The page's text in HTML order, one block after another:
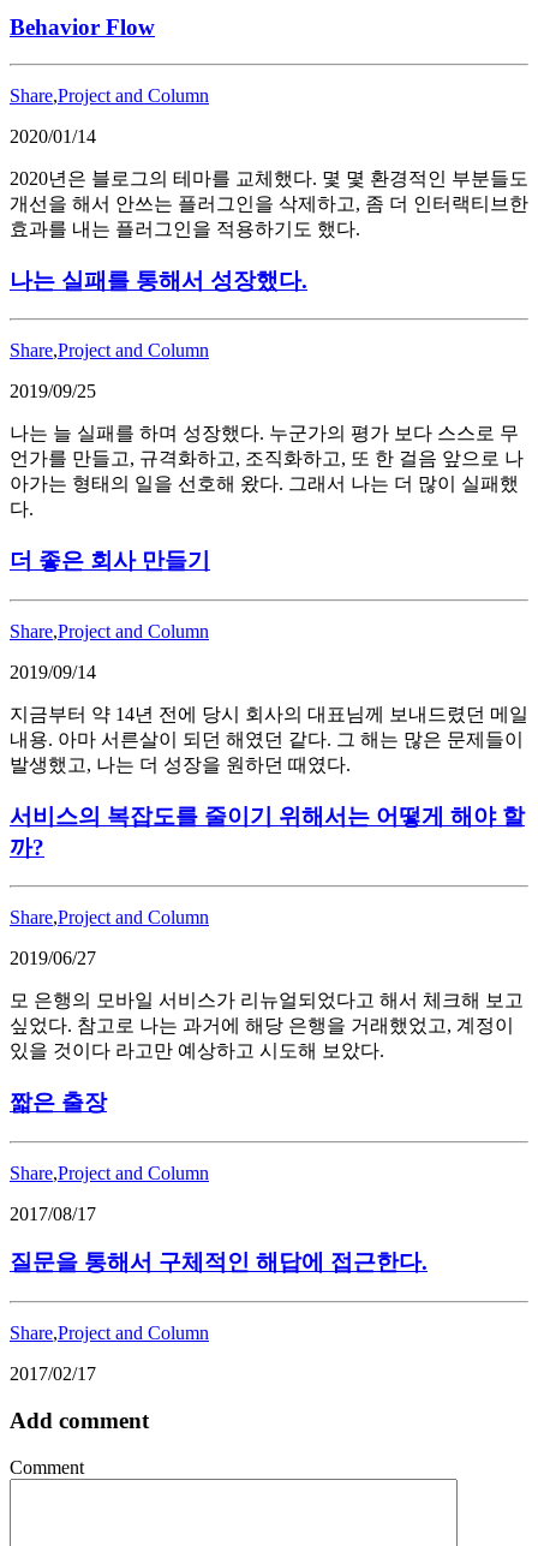
Behavior Flow
Share,Project and Column
2020/01/14
2020년은 블로그의 테마를 교체했다. 몇 몇 환경적인 부분들도
개선을 해서 안쓰는 플러그인을 삭제하고, 좀 더 인터랙티브한
효과를 내는 플러그인을 적용하기도 했다.
나는 실패를 통해서 성장했다.
Share,Project and Column
2019/09/25
나는 늘 실패를 하며 성장했다. 누군가의 평가 보다 스스로 무
언가를 만들고, 규격화하고, 조직화하고, 또 한 걸음 앞으로 나
아가는 형태의 일을 선호해 왔다. 그래서 나는 더 많이 실패했
다.
더 좋은 회사 만들기
Share,Project and Column
2019/09/14
지금부터 약 14년 전에 당시 회사의 대표님께 보내드렸던 메일
내용. 아마 서른살이 되던 해였던 같다. 그 해는 많은 문제들이
발생했고, 나는 더 성장을 원하던 때였다.
서비스의 복잡도를 줄이기 위해서는 어떻게 해야 할
까?
Share,Project and Column
2019/06/27
모 은행의 모바일 서비스가 리뉴얼되었다고 해서 체크해 보고
싶었다. 참고로 나는 과거에 해당 은행을 거래했었고, 계정이
있을 것이다 라고만 예상하고 시도해 보았다.
짧은 출장
Share,Project and Column
2017/08/17
질문을 통해서 구체적인 해답에 접근한다.
Share,Project and Column
2017/02/17
Add comment
Comment